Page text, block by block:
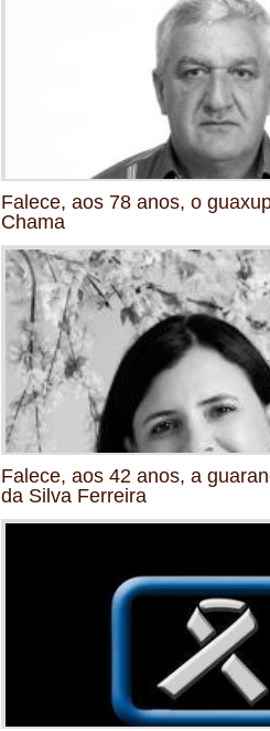
Falece, aos 78 anos, o
Chama
Falece, aos 42 anos, a
da Silva Ferreira